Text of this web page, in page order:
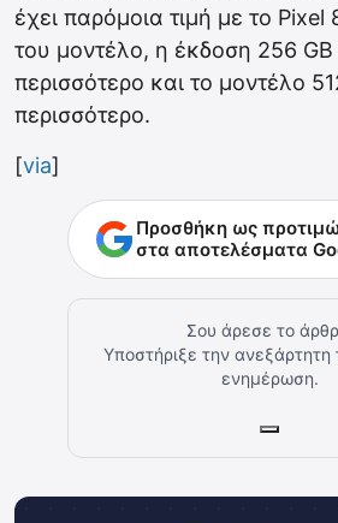
έχει παρόμοια τιμή με το Pixel
του μοντέλο, η έκδοση 256 GB
περισσότερο και το μοντέλο
περισσότερο.
[via]
Προσθήκη ως
στα αποτελέσματα
Σου άρεσε το
Υποστήριξε την ανεξάρτητη
ενημέρωση.